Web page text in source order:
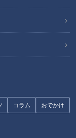
コラム おでかけ
払いの宝石箱？宝光